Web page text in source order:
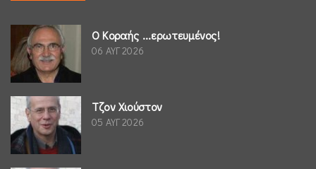
Ο Κοραής ...ερωτευμένος!
06 ΑΥΓ 2026
Τζον Χιούστον
05 ΑΥΓ 2026